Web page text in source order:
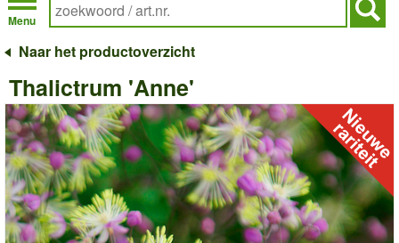
Menu
Naar het productoverzicht
Thalictrum 'Anne'